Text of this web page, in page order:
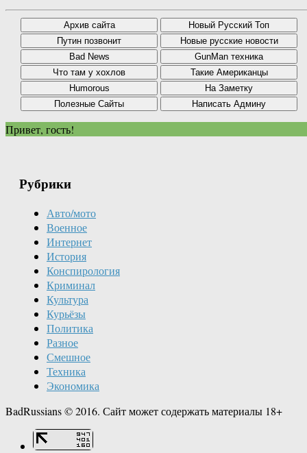
Привет, гость!
Рубрики
Авто/мото
Военное
Интернет
История
Конспирология
Криминал
Культура
Курьёзы
Политика
Разное
Смешное
Техника
Экономика
BadRussians © 2016. Сайт может содержать материалы 18+